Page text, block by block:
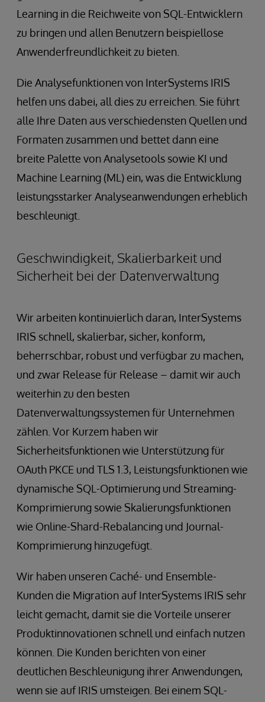
Learning in die Reichweite von SQL-Entwicklern
zu bringen und allen Benutzern beispiellose
Anwenderfreundlichkeit zu bieten.
Die Analysefunktionen von InterSystems IRIS
helfen uns dabei, all dies zu erreichen. Sie führt
alle Ihre Daten aus verschiedensten Quellen und
Formaten zusammen und bettet dann eine
breite Palette von Analysetools sowie KI und
Machine Learning (ML) ein, was die Entwicklung
leistungsstarker Analyseanwendungen erheblich
beschleunigt.
Geschwindigkeit, Skalierbarkeit und
Sicherheit bei der Datenverwaltung
Wir arbeiten kontinuierlich daran, InterSystems
IRIS schnell, skalierbar, sicher, konform,
beherrschbar, robust und verfügbar zu machen,
und zwar Release für Release – damit wir auch
weiterhin zu den besten
Datenverwaltungssystemen für Unternehmen
zählen. Vor Kurzem haben wir
Sicherheitsfunktionen wie Unterstützung für
OAuth PKCE und TLS 1.3, Leistungsfunktionen wie
dynamische SQL-Optimierung und Streaming-
Komprimierung sowie Skalierungsfunktionen
wie Online-Shard-Rebalancing und Journal-
Komprimierung hinzugefügt.
Wir haben unseren Caché- und Ensemble-
Kunden die Migration auf InterSystems IRIS sehr
leicht gemacht, damit sie die Vorteile unserer
Produktinnovationen schnell und einfach nutzen
können. Die Kunden berichten von einer
deutlichen Beschleunigung ihrer Anwendungen,
wenn sie auf IRIS umsteigen. Bei einem SQL-